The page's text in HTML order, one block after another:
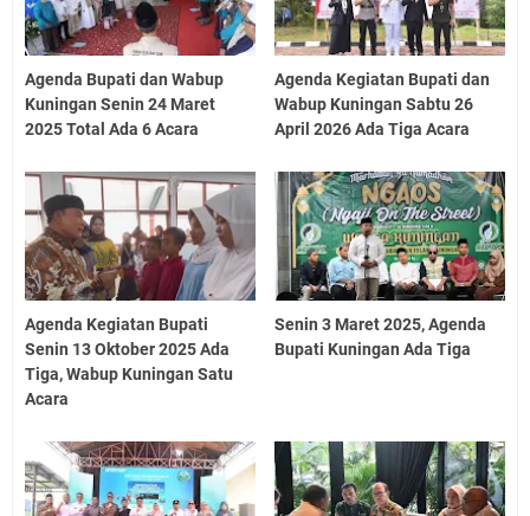
Agenda Bupati dan Wabup
Kuningan Senin 24 Maret
2025 Total Ada 6 Acara
Agenda Kegiatan Bupati dan
Wabup Kuningan Sabtu 26
April 2026 Ada Tiga Acara
Agenda Kegiatan Bupati
Senin 13 Oktober 2025 Ada
Tiga, Wabup Kuningan Satu
Acara
Senin 3 Maret 2025, Agenda
Bupati Kuningan Ada Tiga